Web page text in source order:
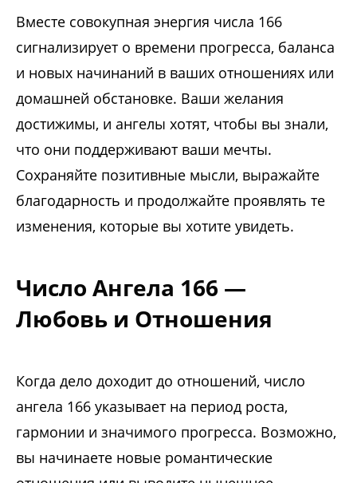
Вместе совокупная энергия числа 166
сигнализирует о времени прогресса, баланса
и новых начинаний в ваших отношениях или
домашней обстановке. Ваши желания
достижимы, и ангелы хотят, чтобы вы знали,
что они поддерживают ваши мечты.
Сохраняйте позитивные мысли, выражайте
благодарность и продолжайте проявлять те
изменения, которые вы хотите увидеть.
Число Ангела 166 —
Любовь и Отношения
Когда дело доходит до отношений, число
ангела 166 указывает на период роста,
гармонии и значимого прогресса. Возможно,
вы начинаете новые романтические